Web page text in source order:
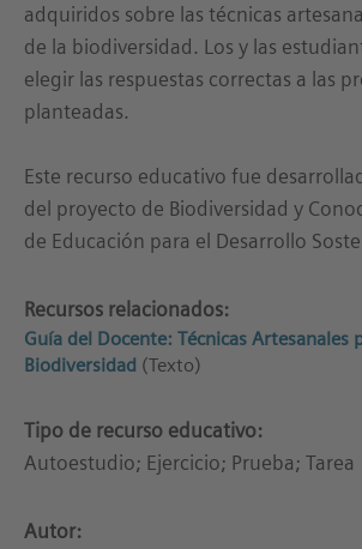
adquiridos sobre las técnicas
de la biodiversidad. Los y las
elegir las respuestas correctas a las
planteadas.
Este recurso educativo fue
del proyecto de Biodiversidad y
de Educación para el Desarrollo
Recursos relacionados:
Guía del Docente: Técnicas Artesanales
Biodiversidad (Texto)
Tipo de recurso educativo:
Autoestudio; Ejercicio; Prueba; Tarea
Autor: